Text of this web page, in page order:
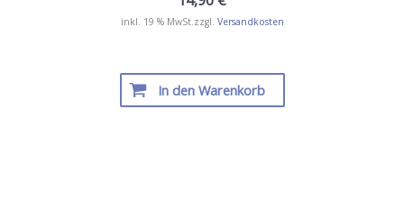
inkl. 19 % MwSt.zzgl. Versandkosten
In den Warenkorb